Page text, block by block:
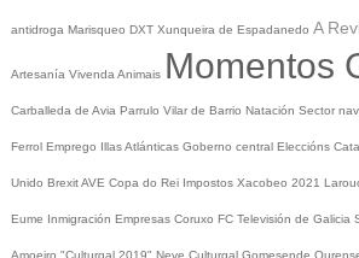
antidroga Marisqueo DXT Xunqueira de Espadanedo A
Artesanía Vivenda Animais Momentos
Carballeda de Avia Parrulo Vilar de Barrio Natación Sector
Ferrol Emprego Illas Atlánticas Goberno central Eleccións
Unido BrexitAVE Copa do Rei Impostos Xacobeo 2021
Eume Inmigración Empresas Coruxo FC Televisión de Galicia
Amoeiro "Culturgal 2019" Neve Culturgal Gomesende